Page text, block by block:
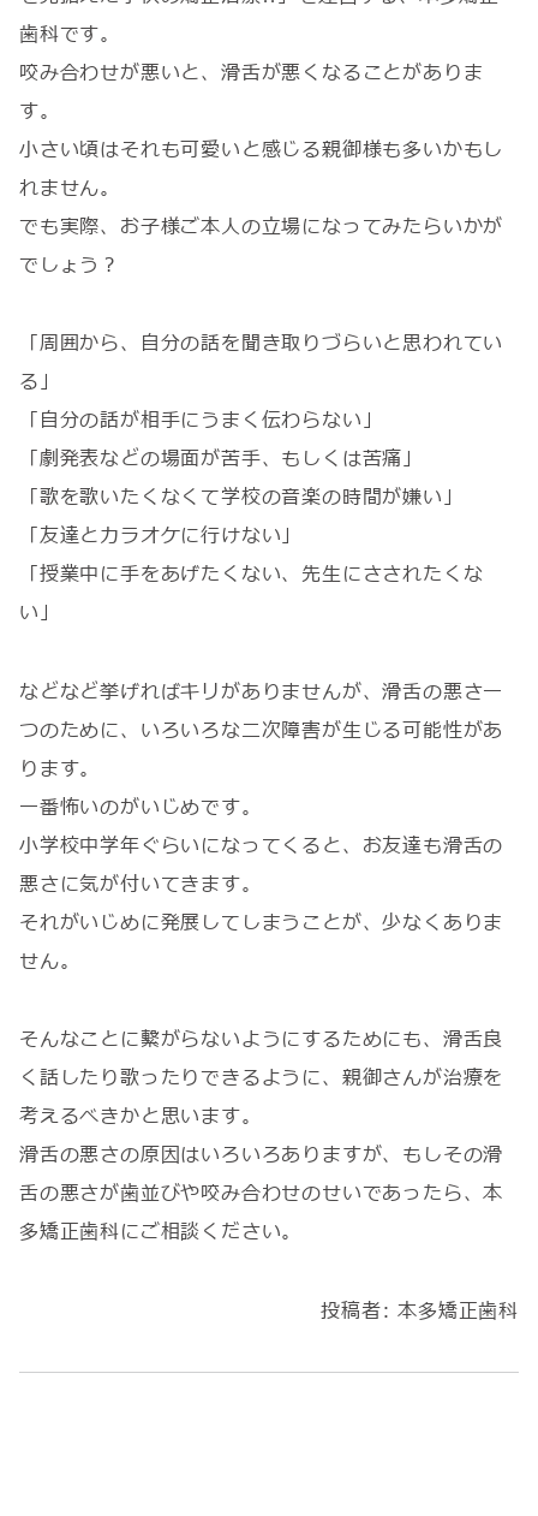
歯科です。
咬み合わせが悪いと、滑舌が悪くなることがありま
す。
小さい頃はそれも可愛いと感じる親御様も多いかもし
れません。
でも実際、お子様ご本人の立場になってみたらいかが
でしょう？
「周囲から、自分の話を聞き取りづらいと思われてい
る」
「自分の話が相手にうまく伝わらない」
「劇発表などの場面が苦手、もしくは苦痛」
「歌を歌いたくなくて学校の音楽の時間が嫌い」
「友達とカラオケに行けない」
「授業中に手をあげたくない、先生にさされたくな
い」
などなど挙げればキリがありませんが、滑舌の悪さ一
つのために、いろいろな二次障害が生じる可能性があ
ります。
一番怖いのがいじめです。
小学校中学年ぐらいになってくると、お友達も滑舌の
悪さに気が付いてきます。
それがいじめに発展してしまうことが、少なくありま
せん。
そんなことに繋がらないようにするためにも、滑舌良
く話したり歌ったりできるように、親御さんが治療を
考えるべきかと思います。
滑舌の悪さの原因はいろいろありますが、もしその滑
舌の悪さが歯並びや咬み合わせのせいであったら、本
多矯正歯科にご相談ください。
投稿者:本多矯正歯科